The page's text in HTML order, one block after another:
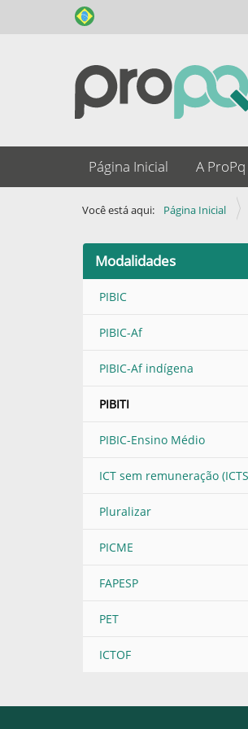
Página Inicial A ProPq
Você está aqui: Página Inicial
Modalidades
PIBIC
PIBIC-Af
PIBIC-Af indígena
PIBITI
PIBIC-Ensino Médio
ICT sem remuneração
Pluralizar
PICME
FAPESP
PET
ICTOF